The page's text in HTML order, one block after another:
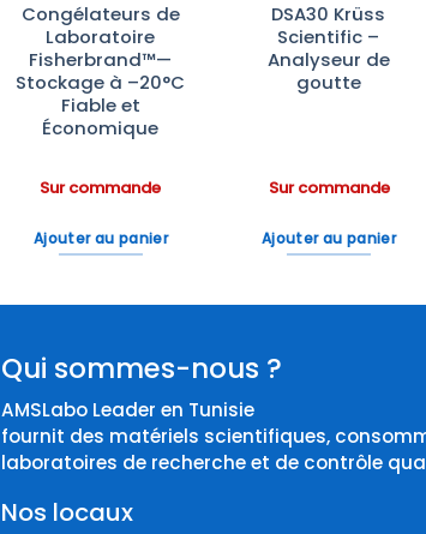
Congélateurs de
Laboratoire
Fisherbrand™—
Stockage à –20°C
Fiable et
Économique
Sur commande
Ajouter au panier
DSA30 Krüss
Scientific –
Analyseur de
goutte
Sur commande
Ajouter au panier
Qui sommes-nous ?
AMSLabo Leader en Tunisie
fournit des matériels scientifiques,
laboratoires de recherche et de contrôle
Nos locaux